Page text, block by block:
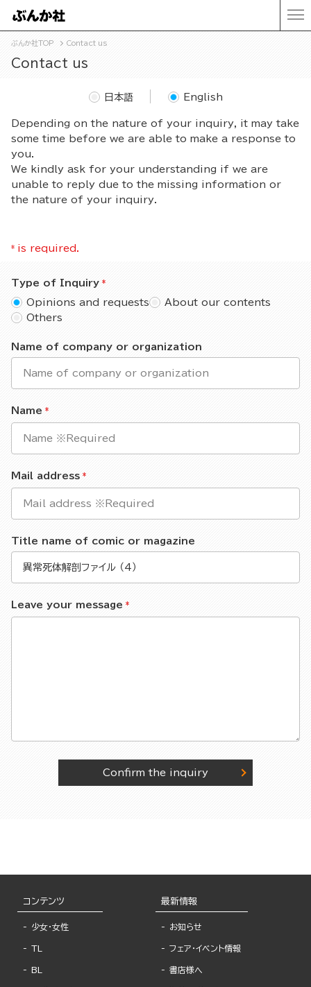
ぶんか社TOP Contact us
Contact us
Depending on the nature of your inquiry, it may take
some time before we are able to make a response to
you.
We kindly ask for your understanding if we are
unable to reply due to the missing information or
the nature of your inquiry.
日本語 English
* is required.
Type of Inquiry
Opinions and requests
About our contents
Others
Name of company or organization
Name
Mail address
Title name of comic or magazine
Leave your message
Confirm the inquiry
コンテンツ
少女・女性
TL
BL
最新情報
お知らせ
フェア・イベント情報
書店様へ